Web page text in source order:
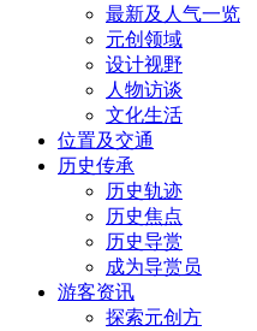
最新及人气一览
元创领域
设计视野
人物访谈
文化生活
位置及交通
历史传承
历史轨迹
历史焦点
历史导赏
成为导赏员
游客资讯
探索元创方